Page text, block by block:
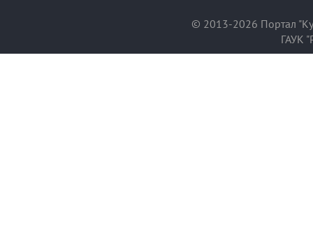
© 2013-2026 Портал
ГАУК